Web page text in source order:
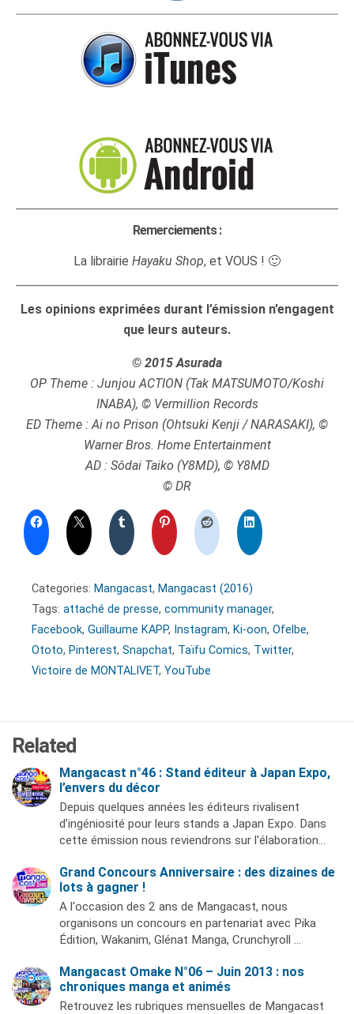
Remerciements :
La librairie Hayaku Shop, et VOUS ! 🙂
Les opinions exprimées durant l’émission n’engagent
que leurs auteurs.
© 2015 Asurada
OP Theme : Junjou ACTION (Tak MATSUMOTO/Koshi
INABA), © Vermillion Records
ED Theme : Ai no Prison (Ohtsuki Kenji / NARASAKI), ©
Warner Bros. Home Entertainment
AD : Sôdai Taiko (Y8MD), © Y8MD
© DR
Categories: Mangacast, Mangacast (2016)
Tags: attaché de presse, community manager,
Facebook, Guillaume KAPP, Instagram, Ki-oon, Ofelbe,
Ototo, Pinterest, Snapchat, Taïfu Comics, Twitter,
Victoire de MONTALIVET, YouTube
Related
Mangacast n°46 : Stand éditeur à Japan Expo,
l’envers du décor
Depuis quelques années les éditeurs rivalisent
d’ingéniosité pour leurs stands a Japan Expo. Dans
cette émission nous reviendrons sur l'élaboration…
Grand Concours Anniversaire : des dizaines de
lots à gagner !
A l'occasion des 2 ans de Mangacast, nous
organisons un concours en partenariat avec Pika
Édition, Wakanim, Glénat Manga, Crunchyroll …
Mangacast Omake N°06 – Juin 2013 : nos
chroniques manga et animés
Retrouvez les rubriques mensuelles de Mangacast